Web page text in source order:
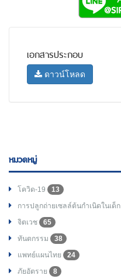
เอกสารประกอบ
ดาวน์โหลด
หมวดหมู่
โควิด-19
13
การปลูกถ่ายเซลล์ต้นกำเนิดในเด็ก
จิตเวช
65
ทันตกรรม
38
แพทย์แผนไทย
24
ภัยอัตราย
8